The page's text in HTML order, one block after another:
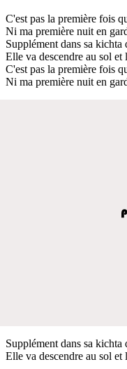
C'est pas la première fois
Ni ma première nuit en
Supplément dans sa kichta
Elle va descendre au sol
C'est pas la première fois
Ni ma première nuit en
Supplément dans sa kichta
Elle va descendre au sol